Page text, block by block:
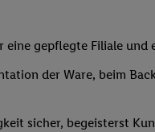
gepflegte Filiale
der Ware, beim
sicher, begeisterst